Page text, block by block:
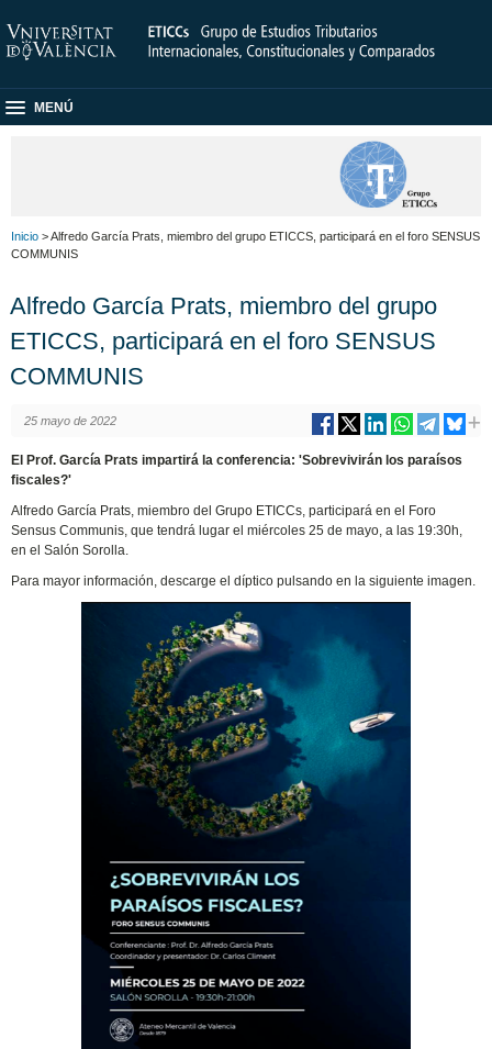
MENÚ
Inicio > Alfredo García Prats, miembro del grupo ETICCS, participará en el foro SENSUS
COMMUNIS
Alfredo García Prats, miembro del grupo
ETICCS, participará en el foro SENSUS
COMMUNIS
25 mayo de 2022
El Prof. García Prats impartirá la conferencia: 'Sobrevivirán los paraísos
fiscales?'
Alfredo García Prats, miembro del Grupo ETICCs, participará en el Foro
Sensus Communis, que tendrá lugar el miércoles 25 de mayo, a las 19:30h,
en el Salón Sorolla.
Para mayor información, descarge el díptico pulsando en la siguiente imagen.